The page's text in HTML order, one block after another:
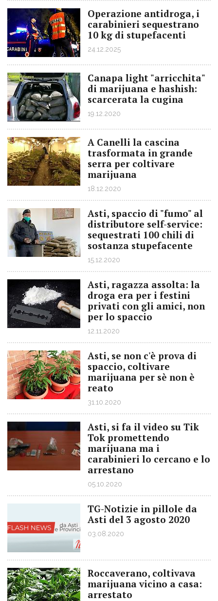
Operazione antidroga, i
carabinieri sequestrano
10 kg di stupefacenti
24.12.2025
Canapa light "arricchita"
di marijuana e hashish:
scarcerata la cugina
19.12.2020
A Canelli la cascina
trasformata in grande
serra per coltivare
marijuana
18.12.2020
Asti, spaccio di "fumo" al
distributore self-service:
sequestrati 100 chili di
sostanza stupefacente
15.12.2020
Asti, ragazza assolta: la
droga era per i festini
privati con gli amici, non
per lo spaccio
12.11.2020
Asti, se non c'è prova di
spaccio, coltivare
marijuana per sè non è
reato
31.10.2020
Asti, si fa il video su Tik
Tok promettendo
marijuana ma i
carabinieri lo cercano e lo
arrestano
05.10.2020
TG-Notizie in pillole da
Asti del 3 agosto 2020
03.08.2020
Roccaverano, coltivava
marijuana vicino a casa:
arrestato